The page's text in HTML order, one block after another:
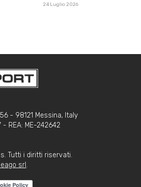
24 Luglio 2026
- 98121 Messina, Italy
- REA: ME-242642
Tutti i diritti riservati.
srl .